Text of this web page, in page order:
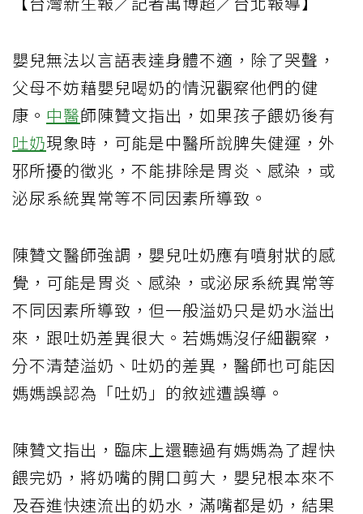
嬰兒無法以言語表達身體不適，除了哭聲，
父母不妨藉嬰兒喝奶的情況觀察他們的健
康。 中醫師陳贊文指出，如果孩子餵奶後有
吐奶現象時，可能是中醫所說脾失健運，外
邪所擾的徵兆，不能排除是胃炎、感染，或
泌尿系統異常等不同因素所導致。
陳贊文醫師強調，嬰兒吐奶應有噴射狀的感
覺，可能是胃炎、感染，或泌尿系統異常等
不同因素所導致，但一般溢奶只是奶水溢出
來，跟吐奶差異很大。若媽媽沒仔細觀察，
分不清楚溢奶、吐奶的差異，醫師也可能因
媽媽誤認為「吐奶」的敘述遭誤導。
陳贊文指出，臨床上還聽過有媽媽為了趕快
餵完奶，將奶嘴的開口剪大，嬰兒根本來不
及吞進快速流出的奶水，滿嘴都是奶，結果